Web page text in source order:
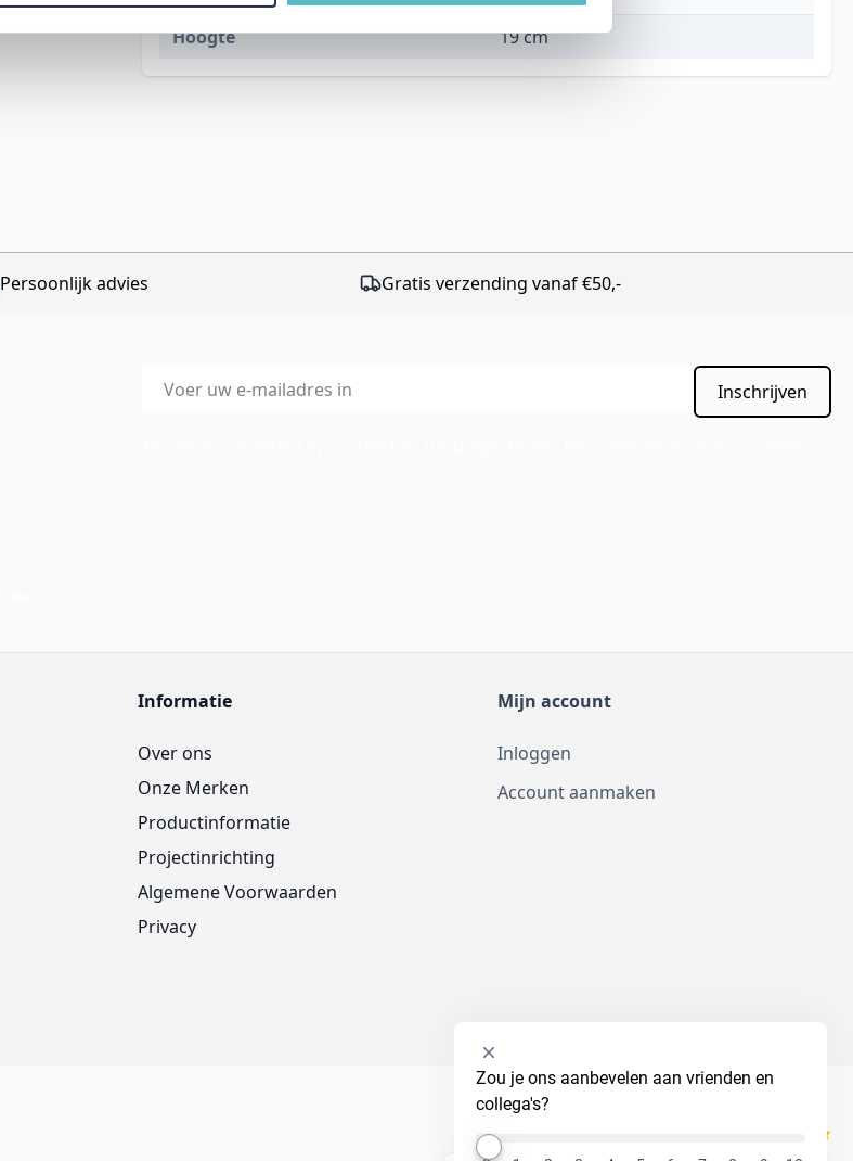
Hoogte
19 cm
Persoonlijk advies Gratis verzending vanaf €50,-
E-mailadres
Inschrijven
Informatie
Over ons
Onze Merken
Productinformatie
Projectinrichting
Algemene Voorwaarden
Privacy
Mijn account
Inloggen
Account aanmaken
Zou je ons aanbevelen aan vrienden en
collega's?
Selecteer
een
optie
van